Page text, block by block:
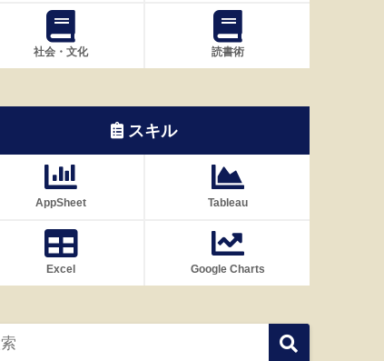
社会・文化 読書術
スキル
AppSheet Tableau
Excel Google Charts